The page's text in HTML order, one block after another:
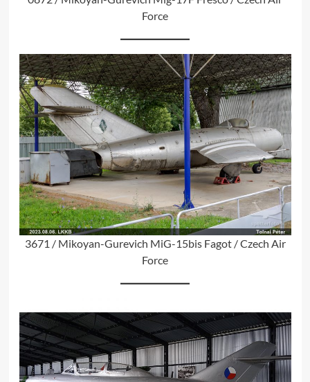
Force
3671 / Mikoyan-Gurevich MiG-15bis Fagot / Czech Air
Force